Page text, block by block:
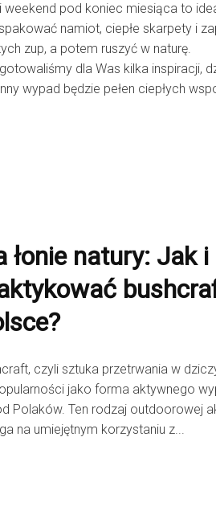
weekend pod koniec miesiąca to
namiot, ciepłe skarpety i
zup, a potem ruszyć w naturę.
dla Was kilka inspiracji,
wypad będzie pełen ciepłych
łonie natury: Jak
czyli sztuka przetrwania w
jako forma aktywnego
Polaków. Ten rodzaj outdoorowej
na umiejętnym korzystaniu z...